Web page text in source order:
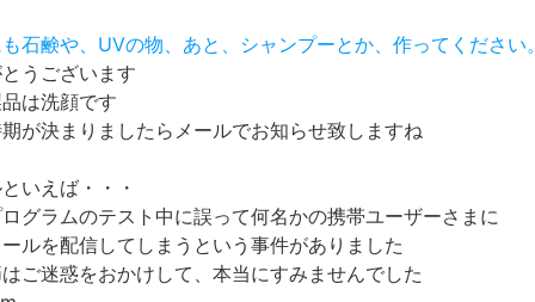
石鹸や、UVの物、あと、シャンプーとか、作ってください。
うございます
は洗顔です
が決まりましたらメールでお知らせ致しますね
いえば・・・
グラムのテスト中に誤って何名かの携帯ユーザーさまに
ルを配信してしまうという事件がありました
ご迷惑をおかけして、本当にすみませんでした